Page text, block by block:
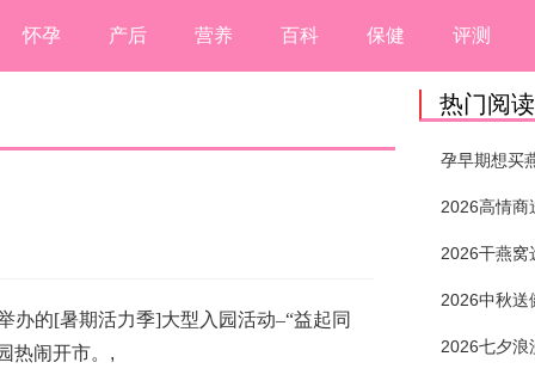
怀孕 产后 营养 百科 保健 评测
办的[暑期活力季]大型入园活动–“益起同
热闹开市。 ,
热门阅读